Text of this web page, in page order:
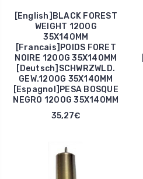
[English]BLACK FOREST
WEIGHT 1200G
35X140MM
[Francais]POIDS FORET
NOIRE 1200G 35X140MM
[Deutsch]SCHWRZWLD.
GEW.1200G 35X140MM
[Espagnol]PESA BOSQUE
NEGRO 1200G 35X140MM
35,27€